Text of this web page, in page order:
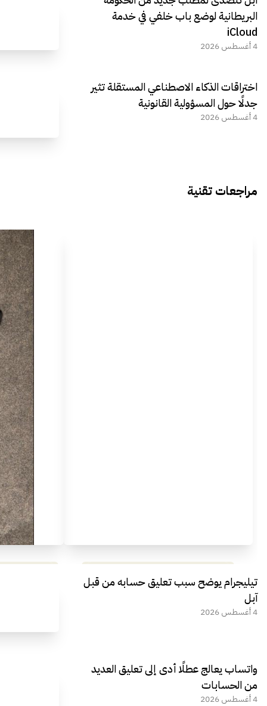
البريطانية لوضع باب خلفي في خدمة
iCloud
4 أغسطس 2026
اختراقات الذكاء الاصطناعي المستقلة تثير
جدلًا حول المسؤولية القانونية
4 أغسطس 2026
مراجعات تقنية
مراجعة شاملة لعملاق الألعاب
الجديد REDMAGIC 11 AIR
تيليجرام يوضح سبب تعليق حسابه من قبل
آبل
4 أغسطس 2026
واتساب يعالج عطلًا أدى إلى تعليق العديد
من الحسابات
4 أغسطس 2026